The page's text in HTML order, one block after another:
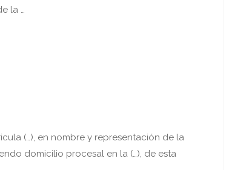
la …
(…), en nombre y representación de la
domicilio procesal en la (…), de esta